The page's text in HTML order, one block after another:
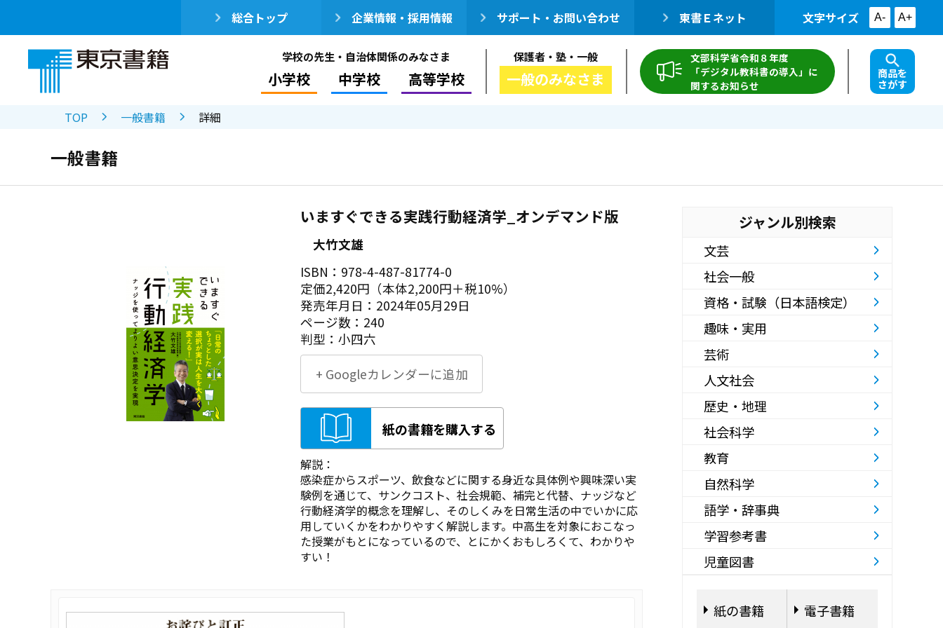
総合トップ 企業情報・採用情報 サポート・お問い合わせ 東書Ｅネット 文字サイズ A- A+
学校の先生・自治体関係のみなさま
小学校 中学校 高等学校
保護者・塾・一般
一般のみなさま
文部科学省令和８年度
「デジタル教科書の導入」に
関するお知らせ
商品を
さがす
TOP 一般書籍 詳細
一般書籍
いますぐできる実践行動経済学_オンデマンド版
大竹文雄
ISBN：978-4-487-81774-0
定価2,420円（本体2,200円＋税10%）
発売年月日：2024年05月29日
ページ数：240
判型：小四六
+ Googleカレンダーに追加
紙の書籍を購入する
解説：
感染症からスポーツ、飲食などに関する身近な具体例や興味深い実
験例を通じて、サンクコスト、社会規範、補完と代替、ナッジなど
行動経済学的概念を理解し、そのしくみを日常生活の中でいかに応
用していくかをわかりやすく解説します。中高生を対象におこなっ
た授業がもとになっているので、とにかくおもしろくて、わかりや
すい！
ジャンル別検索
文芸
社会一般
資格・試験（日本語検定）
趣味・実用
芸術
人文社会
歴史・地理
社会科学
教育
自然科学
語学・辞事典
学習参考書
児童図書
紙の書籍 電子書籍